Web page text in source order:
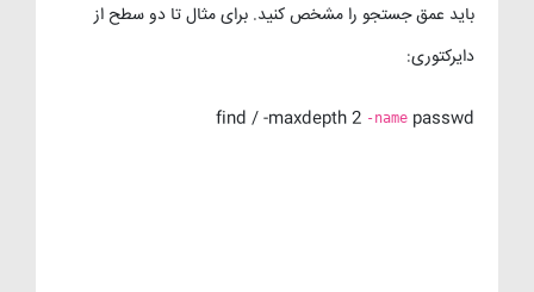
باید عمق جستجو را مشخص کنید. برای مثال تا دو سطح از
دایرکتوری:
find / -maxdepth 2 -name passwd